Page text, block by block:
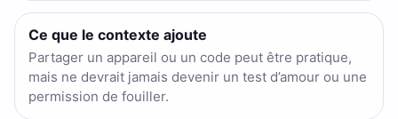
Ce que le contexte ajoute
Partager un appareil ou un code peut être pratique,
mais ne devrait jamais devenir un test d’amour ou une
permission de fouiller.